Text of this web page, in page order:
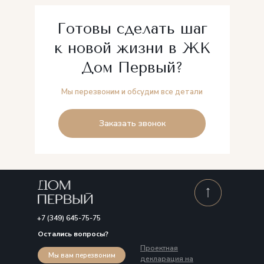
Готовы сделать шаг
к новой жизни в ЖК
Дом Первый?
Мы перезвоним и обсудим все детали
Заказать звонок
+7 (349) 645-75-75
Проектная
декларация на
Остались вопросы?
Мы вам перезвоним